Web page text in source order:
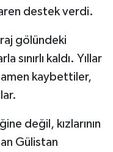
destek verdi.
gölündeki
sınırlı kaldı. Yıllar
kaybettiler,
değil, kızlarının
Gülistan